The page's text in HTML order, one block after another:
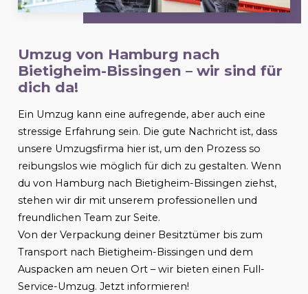
Umzug von Hamburg nach
Bietigheim-Bissingen – wir sind für
dich da!
Ein Umzug kann eine aufregende, aber auch eine
stressige Erfahrung sein. Die gute Nachricht ist, dass
unsere Umzugsfirma hier ist, um den Prozess so
reibungslos wie möglich für dich zu gestalten. Wenn
du von Hamburg nach Bietigheim-Bissingen ziehst,
stehen wir dir mit unserem professionellen und
freundlichen Team zur Seite.
Von der Verpackung deiner Besitztümer bis zum
Transport nach Bietigheim-Bissingen und dem
Auspacken am neuen Ort – wir bieten einen Full-
Service-Umzug. Jetzt informieren!